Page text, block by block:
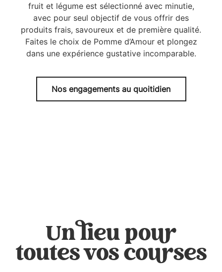
fruit et légume est sélectionné avec minutie,
avec pour seul objectif de vous offrir des
produits frais, savoureux et de première qualité.
Faites le choix de Pomme d’Amour et plongez
dans une expérience gustative incomparable.
Nos engagements au quoitidien
Un lieu pour
toutes vos courses